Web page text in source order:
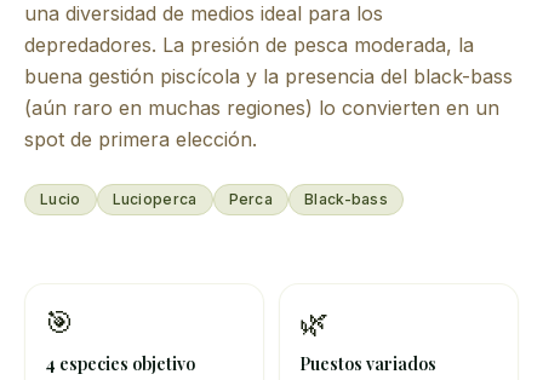
una diversidad de medios ideal para los
depredadores. La presión de pesca moderada, la
buena gestión piscícola y la presencia del black-bass
(aún raro en muchas regiones) lo convierten en un
spot de primera elección.
Lucio Lucioperca Perca Black-bass
🎯
4 especies objetivo
🌿
Puestos variados